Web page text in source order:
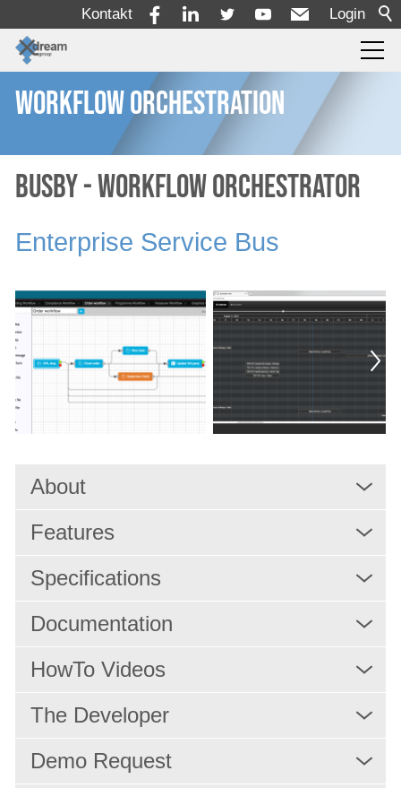
Login
Kontakt
Produkte
Dienstleistungen
Unternehmen
Workflow Orchestration
Busby - Workflow Orchestrator
Enterprise Service Bus
About
Features
Specifications
Documentation
HowTo Videos
The Developer
Demo Request